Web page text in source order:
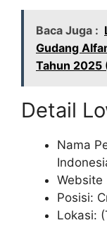
Baca Juga :
Gudang
Tahun 2025
Detail
Nama
Website
Posisi:
Lokasi: